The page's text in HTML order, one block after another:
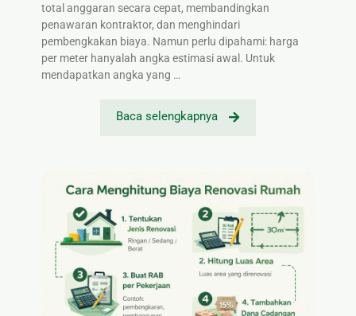
total anggaran secara cepat, membandingkan
penawaran kontraktor, dan menghindari
pembengkakan biaya. Namun perlu dipahami: harga
per meter hanyalah angka estimasi awal. Untuk
mendapatkan angka yang …
Baca selengkapnya